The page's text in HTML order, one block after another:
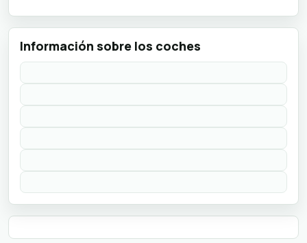
Información sobre los coches